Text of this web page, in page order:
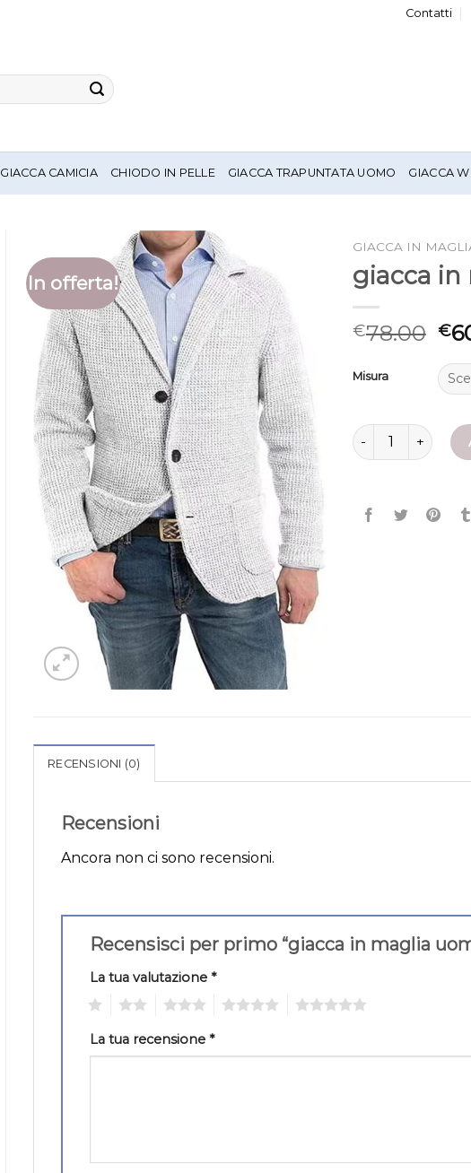
Contatti
GIACCA CAMICIA CHIODO IN PELLE GIACCA TRAPUNTATA UOMO GIACCA
In offerta!
GIACCA IN
giacca
€78.00 €
Misura
giacca in maglia
RECENSIONI (0)
Recensioni
Ancora non ci sono recensioni.
Recensisci per primo “giacca in maglia
La tua valutazione *
La tua recensione *